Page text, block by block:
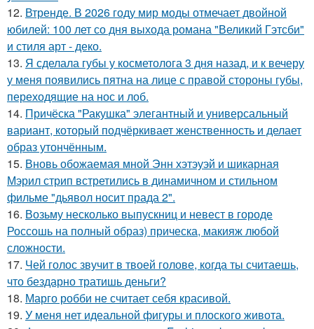
12. Втренде. В 2026 году мир моды отмечает двойной
юбилей: 100 лет со дня выхода романа "Великий Гэтсби"
и стиля арт - деко.
13. Я сделала губы у косметолога 3 дня назад, и к вечеру
у меня появились пятна на лице с правой стороны губы,
переходящие на нос и лоб.
14. Причёска "Ракушка" элегантный и универсальный
вариант, который подчёркивает женственность и делает
образ утончённым.
15. Вновь обожаемая мной Энн хэтэуэй и шикарная
Мэрил стрип встретились в динамичном и стильном
фильме "дьявол носит прада 2".
16. Возьму несколько выпускниц и невест в городе
Россошь на полный образ) прическа, макияж любой
сложности.
17. Чей голос звучит в твоей голове, когда ты считаешь,
что бездарно тратишь деньги?
18. Марго робби не считает себя красивой.
19. У меня нет идеальной фигуры и плоского живота.